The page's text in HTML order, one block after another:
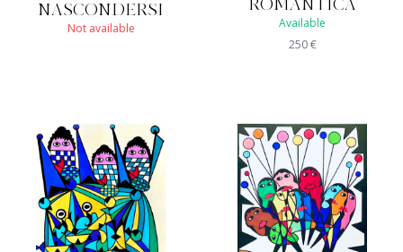
NASCONDERSI
Not available
ROMANTICA
Available
250€